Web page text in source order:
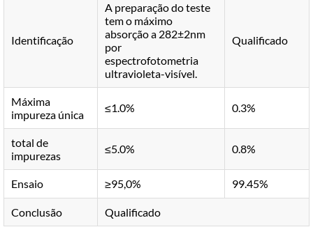
Identificação
A preparação do teste
tem o máximo
absorção a 282±2nm
por
espectrofotometria
ultravioleta-visível.
Qualificado
Máxima
impureza única
≤1.0% 0.3%
total de
impurezas
≤5.0% 0.8%
Ensaio ≥95,0% 99.45%
Conclusão Qualificado